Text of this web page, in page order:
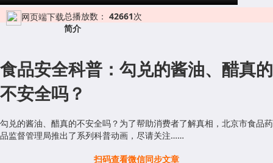
网页端下载总播放数： 42661次
简介
食品安全科普：勾兑的酱油、醋真的
不安全吗？
勾兑的酱油、醋真的不安全吗？为了帮助消费者了解真相，北京市食品药
品监督管理局推出了系列科普动画，尽请关注……
扫码查看微信同步文章